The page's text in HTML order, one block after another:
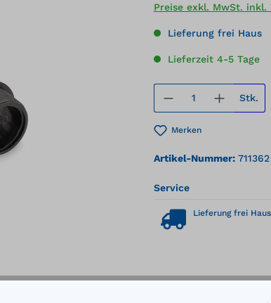
Preise exkl. MwSt. inkl.
Lieferung frei Haus
Lieferzeit 4-5 Tage
Produkt Stk.
Merken
Artikel-Nummer: 711362
Service
Lieferung frei Haus